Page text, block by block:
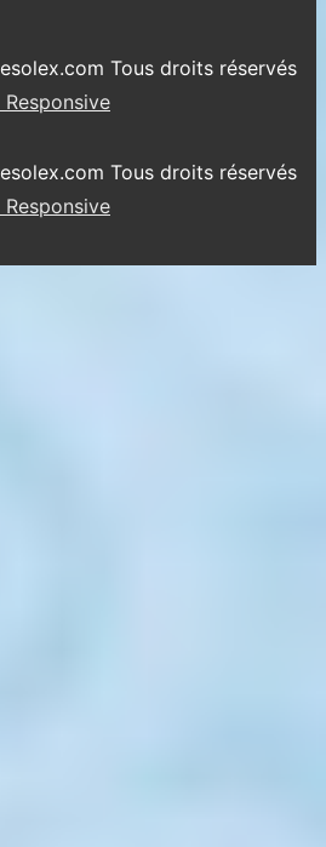
Tous droits réservés
Responsive
Tous droits réservés
Responsive